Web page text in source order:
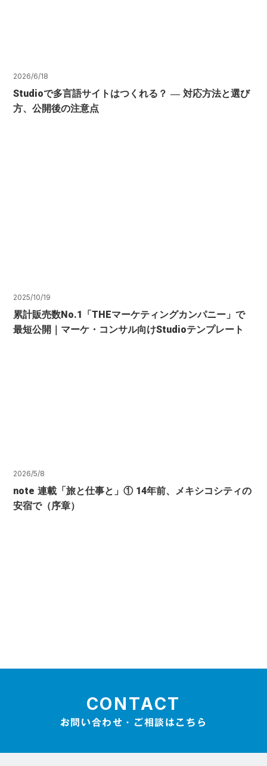
2026/6/18
Studioで多言語サイトはつくれる？ ― 対応方法と選び
方、公開後の注意点
2025/10/19
累計販売数No.1「THEマーケティングカンパニー」で
最短公開｜マーケ・コンサル向けStudioテンプレート
2026/5/8
note 連載「旅と仕事と」① 14年前、メキシコシティの
安宿で（序章）
CONTACT
お問い合わせ・ご相談はこちら